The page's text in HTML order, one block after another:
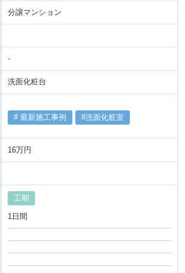
分譲マンション
-
洗面化粧台
最新施工事例 洗面化粧室
16万円
工期
1日間